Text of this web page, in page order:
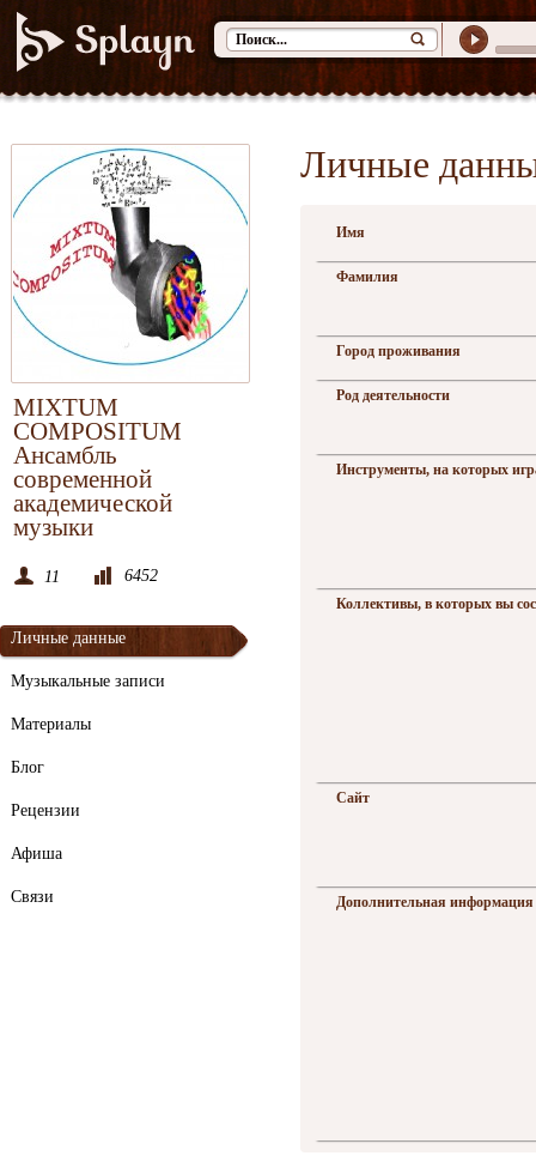
MIXTUM
COMPOSITUM
Ансамбль
современной
академической
музыки
11 6452
Личные данные
Музыкальные записи
Материалы
Блог
Рецензии
Афиша
Связи
Личные
Имя
Фамилия
Город проживания
Род деятельности
Инструменты, на которых
Коллективы, в которых вы
Сайт
Дополнительная информация